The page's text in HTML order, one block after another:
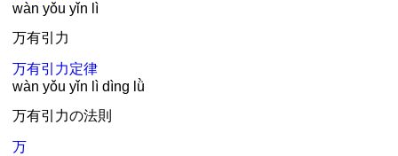
wàn yǒu yǐn lì
万有引力
万有引力定律
wàn yǒu yǐn lì dìng lǜ
万有引力の法則
万